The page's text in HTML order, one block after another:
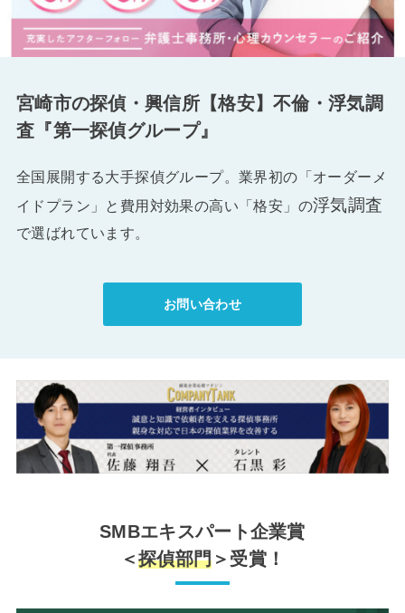
宮崎市の探偵・興信所【格安】不倫・浮気調
査『第一探偵グループ』
全国展開する大手探偵グループ。業界初の「オーダーメ
イドプラン」と費用対効果の高い「格安」の浮気調査
で選ばれています。
お問い合わせ
SMBエキスパート企業賞
＜探偵部門 ＞受賞！